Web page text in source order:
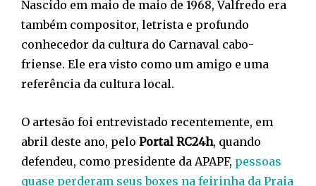
Nascido em maio de maio de 1968, Valfredo era
também compositor, letrista e profundo
conhecedor da cultura do Carnaval cabo-
friense. Ele era visto como um amigo e uma
referência da cultura local.
O artesão foi entrevistado recentemente, em
abril deste ano, pelo Portal RC24h, quando
defendeu, como presidente da APAPF, pessoas
quase perderam seus boxes na feirinha da Praia